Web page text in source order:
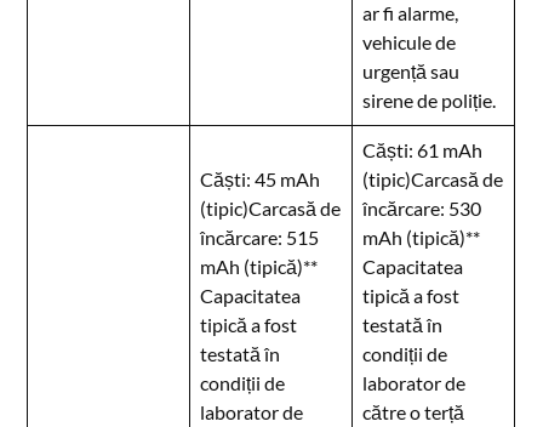
ar fi alarme,
vehicule de
urgență sau
sirene de poliție.
Căști: 45 mAh
(tipic)Carcasă de
încărcare: 515
mAh (tipică)**
Capacitatea
tipică a fost
testată în
condiții de
laborator de
Căști: 61 mAh
(tipic)Carcasă de
încărcare: 530
mAh (tipică)**
Capacitatea
tipică a fost
testată în
condiții de
laborator de
către o terță